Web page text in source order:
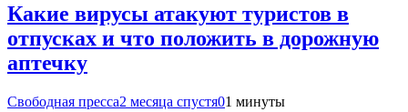
Какие вирусы атакуют туристов в
отпусках и что положить в дорожную
аптечку
Свободная пресса2 месяца спустя01 минуты